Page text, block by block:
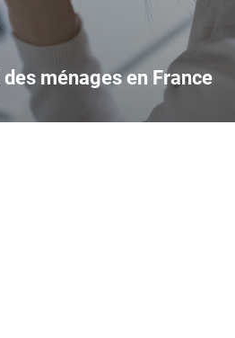
ménages en France